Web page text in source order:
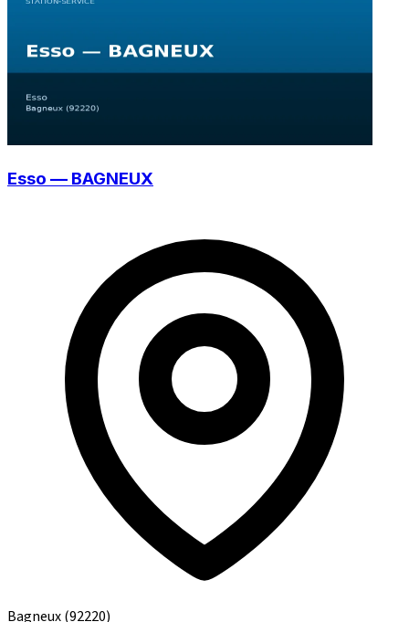
Esso — BAGNEUX
Bagneux(92220)